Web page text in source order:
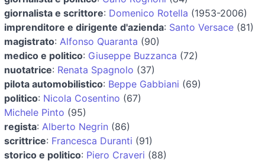
giornalista e scrittore: Domenico Rotella (1953-2006)
imprenditore e dirigente d'azienda: Santo Versace (81)
magistrato: Alfonso Quaranta (90)
medico e politico: Giuseppe Buzzanca (72)
nuotatrice: Renata Spagnolo (37)
pilota automobilistico: Beppe Gabbiani (69)
politico: Nicola Cosentino (67)
Michele Pinto (95)
regista: Alberto Negrin (86)
scrittrice: Francesca Duranti (91)
storico e politico: Piero Craveri (88)